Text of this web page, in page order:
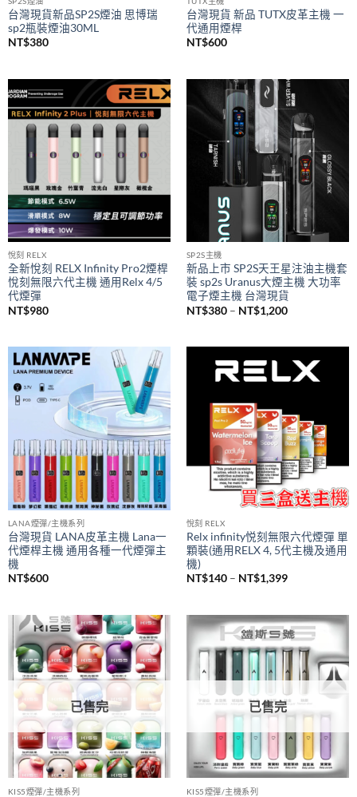
台灣現貨新品SP2S煙油 思博瑞
sp2瓶裝煙油30ML
NT$380
台灣現貨 新品 TUTX皮革主機 一
代通用煙桿
NT$600
悅刻 RELX
全新悅刻 RELX Infinity Pro2煙桿
悅刻無限六代主機 通用Relx 4/5
代煙彈
NT$980
SP2S主機
新品上市 SP2S天王星注油主機套
裝 sp2s Uranus大煙主機 大功率
電子煙主機 台灣現貨
NT$380 – NT$1,200價
NT$380
到
NT$1,200
LANA煙彈/主機系列
台灣現貨 LANA皮革主機 Lana一
代煙桿主機 通用各種一代煙彈主
機
NT$600
悅刻 RELX
Relx infinity悦刻無限六代煙彈 單
顆裝(通用RELX 4, 5代主機及通用
機)
NT$140 – NT$1,399價
NT$140
到
NT$1,399
已售完
KIS5煙彈/主機系列
已售完
KIS5煙彈/主機系列